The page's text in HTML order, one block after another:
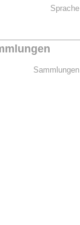
Sprache
Sammlungen